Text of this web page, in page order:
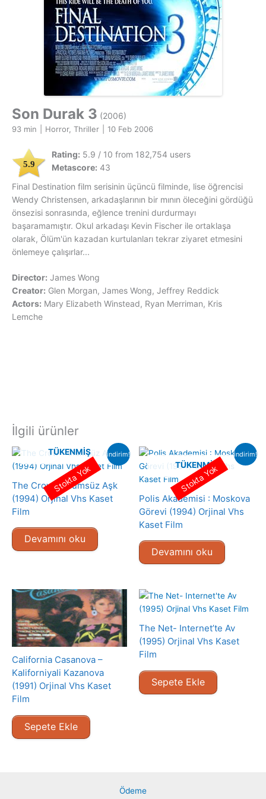
Son Durak 3 (2006)
93 min Horror, Thriller 10 Feb 2006
5.9
Rating: 5.9 / 10 from 182,754 users
Metascore: 43
Final Destination film serisinin üçüncü filminde, lise öğrencisi
Wendy Christensen, arkadaşlarının bir mının öleceğini gördüğü
önsezisi sonrasında, eğlence trenini durdurmayı
başaramamıştır. Okul arkadaşı Kevin Fischer ile ortaklaşa
olarak, Ölüm'ün kazadan kurtulanları tekrar ziyaret etmesini
önlemeye çalışırlar...
Director: James Wong
Creator: Glen Morgan, James Wong, Jeffrey Reddick
Actors: Mary Elizabeth Winstead, Ryan Merriman, Kris
Lemche
İlgili ürünler
indirim!
TÜKENMIŞ
The Crow – Ölümsüz Aşk
(1994) Orjinal Vhs Kaset
Film
Devamını oku
Stokta Yok
indirim!
TÜKENMIŞ
Polis Akademisi : Moskova
Görevi (1994) Orjinal Vhs
Kaset Film
Devamını oku
Stokta Yok
California Casanova –
Kaliforniyali Kazanova
(1991) Orjinal Vhs Kaset
Film
Sepete Ekle
The Net- Internet’te Av
(1995) Orjinal Vhs Kaset
Film
Sepete Ekle
Ödeme